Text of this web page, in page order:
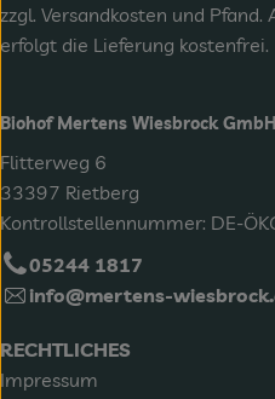
zzgl. Versandkosten und Pfand.
erfolgt die Lieferung kostenfrei.
Biohof Mertens Wiesbrock GmbH
Flitterweg 6
33397 Rietberg
Kontrollstellennummer: DE-
05244 1817
info@mertens-
RECHTLICHES
Impressum